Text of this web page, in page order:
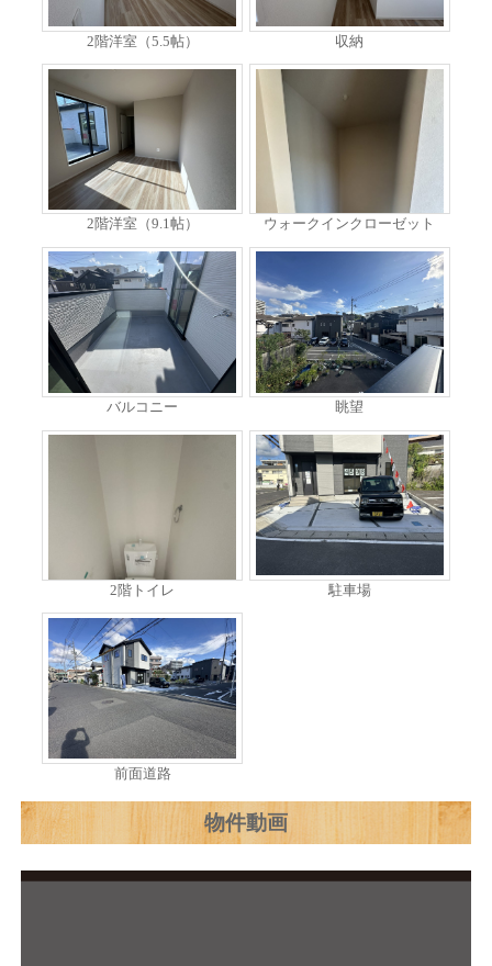
2階洋室（5.5帖） 収納
2階洋室（9.1帖） ウォークインクローゼット
バルコニー 眺望
2階トイレ 駐車場
前面道路
物件動画